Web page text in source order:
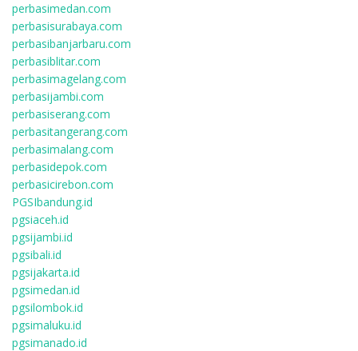
perbasimedan.com
perbasisurabaya.com
perbasibanjarbaru.com
perbasiblitar.com
perbasimagelang.com
perbasijambi.com
perbasiserang.com
perbasitangerang.com
perbasimalang.com
perbasidepok.com
perbasicirebon.com
PGSIbandung.id
pgsiaceh.id
pgsijambi.id
pgsibali.id
pgsijakarta.id
pgsimedan.id
pgsilombok.id
pgsimaluku.id
pgsimanado.id